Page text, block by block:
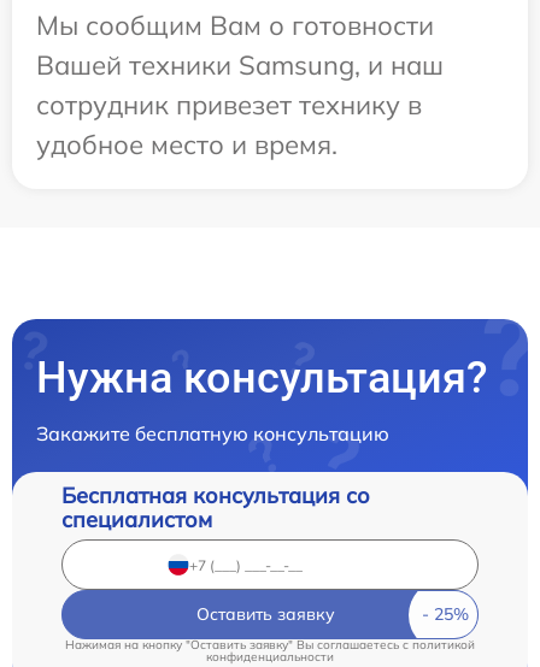
Мы сообщим Вам о готовности
Вашей техники Samsung, и наш
сотрудник привезет технику в
удобное место и время.
Нужна консультация?
Закажите бесплатную консультацию
Бесплатная консультация со
специалистом
Оставить заявку
Нажимая на кнопку "Оставить заявку" Вы соглашаетесь c политикой
конфиденциальности